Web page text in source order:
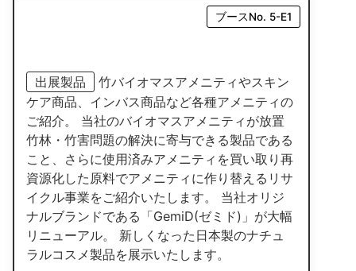
ブースNo. 5-E1
出展製品
竹バイオマスアメニティやスキン
ケア商品、インバス商品など各種アメニティの
ご紹介。 当社のバイオマスアメニティが放置
竹林・竹害問題の解決に寄与できる製品である
こと、さらに使用済みアメニティを買い取り再
資源化した原料でアメニティに作り替えるリサ
イクル事業をご紹介いたします。 当社オリジ
ナルブランドである「GemiD(ゼミド)」が大幅
リニューアル。 新しくなった日本製のナチュ
ラルコスメ製品を展示いたします。